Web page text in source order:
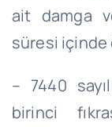
ait damga
süresi içinde
– 7440
birinci